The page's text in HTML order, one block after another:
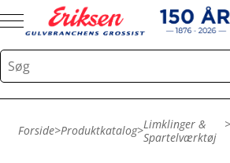
Forside>Produktkatalog>Limklinger &
Spartelværktøj
>